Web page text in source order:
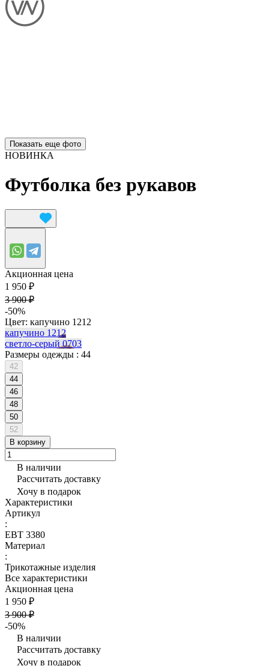
Показать еще фото
НОВИНКА
Футболка без рукавов
Акционная цена
1 950 ₽
3 900 ₽
-50%
Цвет: капучино 1212
капучино 1212
светло-серый 0703
Размеры одежды : 44
42
44
46
48
50
52
В корзину
В наличии
Рассчитать доставку
Хочу в подарок
Характеристики
Артикул
:
ЕВТ 3380
Материал
:
Трикотажные изделия
Все характеристики
Акционная цена
1 950 ₽
3 900 ₽
-50%
В наличии
Рассчитать доставку
Хочу в подарок